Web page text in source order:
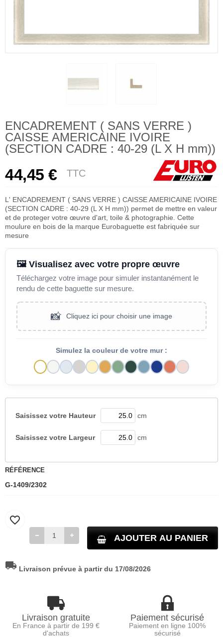
ENCADREMENT ( SANS VERRE )
CAISSE AMERICAINE IVOIRE
(SECTION CADRE : 40-29 (L X H mm))
44,45 € TTC
L' ENCADREMENT ( SANS VERRE ) CAISSE AMERICAINE IVOIRE
(SECTION CADRE : 40-29 (L X H mm)) permet de mettre en valeur
et de proteger votre œuvre d'art, toile & photographie. Cette
moulure en bois de la marque Eurobaguette est fabriquée sur
mesure
🖼️ Visualisez avec votre propre œuvre
Téléchargez votre image pour simuler instantanément le
rendu de cette baguette sur mesure.
📸 Cliquez ici pour choisir une image
Simulez la couleur de votre mur :
Saisissez votre Hauteur cm
Saisissez votre Largeur cm
RÉFÉRENCE
G-1409/2302
AJOUTER AU PANIER
favorite_border
local_shipping Livraison prévue à partir du 17/08/2026
Livraison gratuite
En France à partir de 199 €
d'achats
Paiement sécurisé
Paiement en ligne 100%
sécurisé